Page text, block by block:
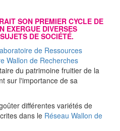
SON PREMIER CYCLE DE
EXERGUE DIVERSES
DE SOCIÉTÉ.
de Ressources
Wallon de Recherches
du patrimoine fruitier de la
sur l'importance de sa
différentes variétés de
dans le Réseau Wallon de